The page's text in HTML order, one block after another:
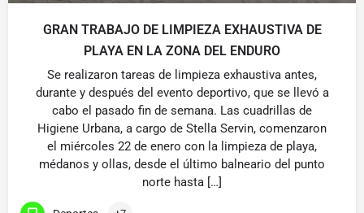
GRAN TRABAJO DE LIMPIEZA EXHAUSTIVA DE
PLAYA EN LA ZONA DEL ENDURO
Se realizaron tareas de limpieza exhaustiva antes,
durante y después del evento deportivo, que se llevó a
cabo el pasado fin de semana. Las cuadrillas de
Higiene Urbana, a cargo de Stella Servin, comenzaron
el miércoles 22 de enero con la limpieza de playa,
médanos y ollas, desde el último balneario del punto
norte hasta […]